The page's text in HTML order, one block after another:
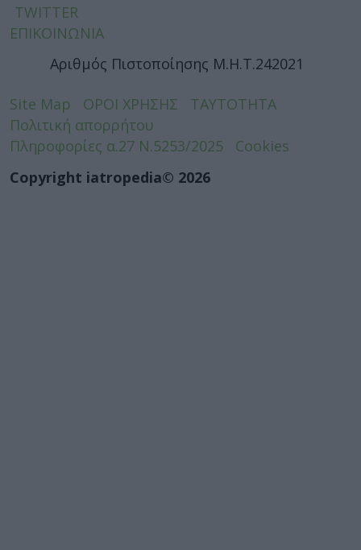
TWITTER
ΕΠΙΚΟΙΝΩΝΙΑ
Αριθμός Πιστοποίησης Μ.Η.Τ.242021
Site Map ΟΡΟΙ ΧΡΗΣΗΣ
ΤΑΥΤΟΤΗΤΑ
Πολιτική απορρήτου
Πληροφορίες α.27 Ν.5253/2025
Cookies
Copyright iatropedia© 2026